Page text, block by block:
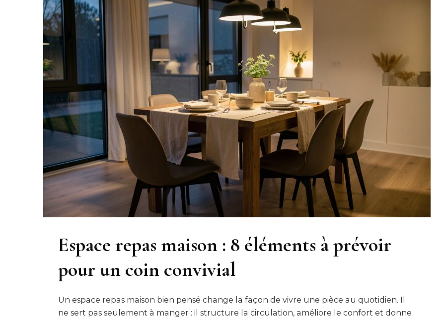
Espace repas maison : 8 éléments à prévoir
pour un coin convivial
Un espace repas maison bien pensé change la façon de vivre une pièce au quotidien. Il
ne sert pas seulement à manger : il structure la circulation, améliore le confort et donne